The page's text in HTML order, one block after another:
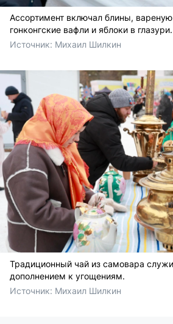
Ассортимент включал блины,
гонконгские вафли и яблоки в глазури.
Источник: Михаил Шилкин
Традиционный чай из самовара
дополнением к угощениям.
Источник: Михаил Шилкин